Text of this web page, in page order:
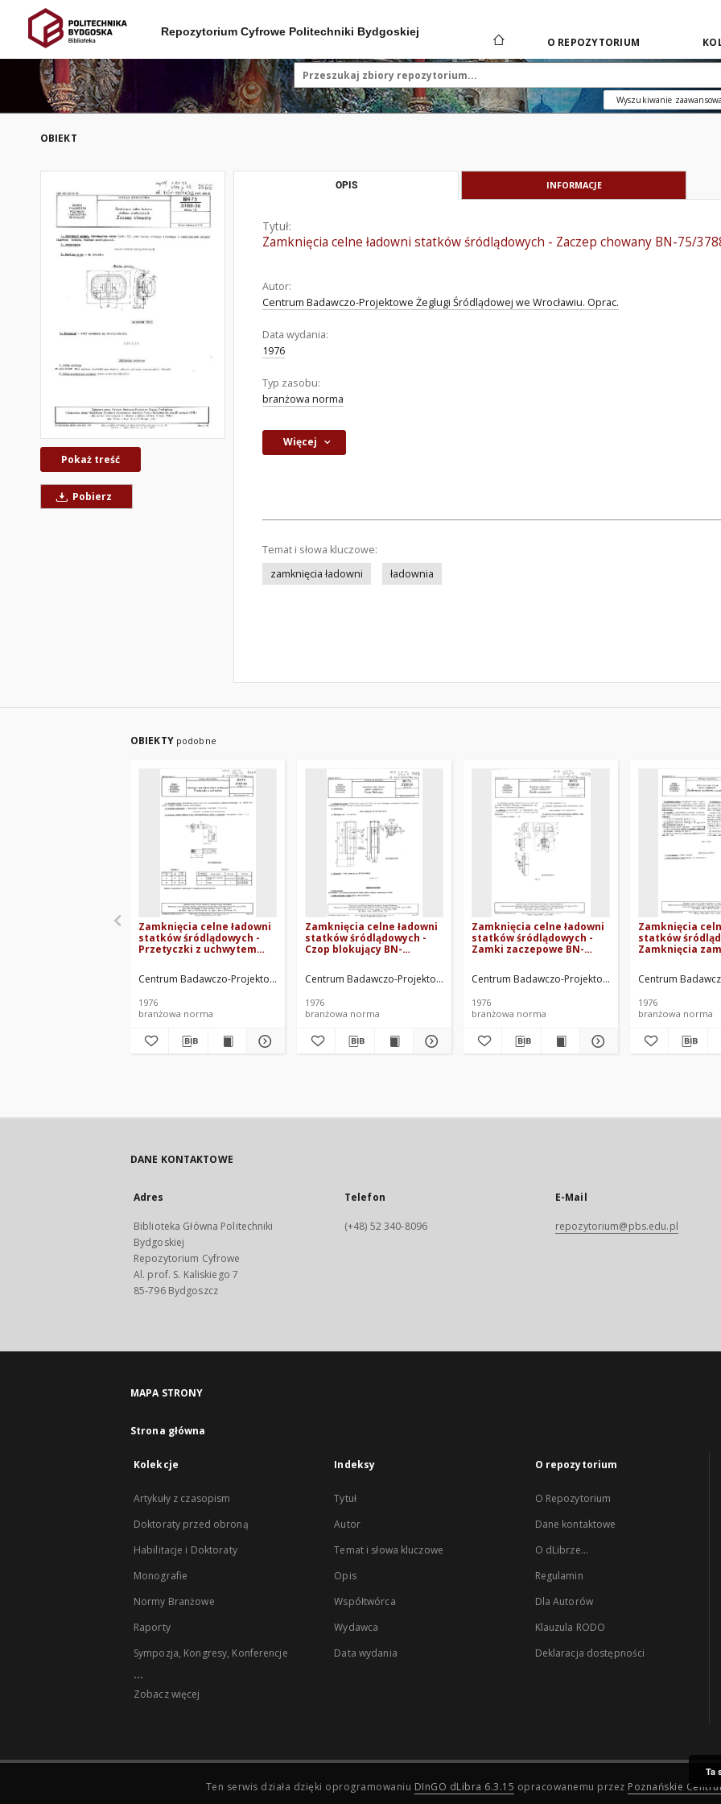
Repozytorium Cyfrowe Politechniki Bydgoskiej
O REPOZYTORIUM
Wyszukiwanie
OBIEKT
Pokaż treść
Pobierz
OPIS INFORMACJE
Tytuł:
Zamknięcia celne ładowni statków śródlądowych - Zaczep chowany BN-75/
Autor:
Centrum Badawczo-Projektowe Żeglugi Śródlądowej we Wrocławiu. Oprac.
Data wydania:
1976
Typ zasobu:
branżowa norma
Więcej
Temat i słowa kluczowe:
zamknięcia ładowni
ładownia
OBIEKTY podobne
Zamknięcia celne ładowni
statków śródlądowych -
Przetyczki z uchwytem
Centrum Badawczo-Projektowe Żeglugi Śródlądowej we Wrocławiu. Oprac.
1976
branżowa norma
Zamknięcia celne ładowni
statków śródlądowych -
Czop blokujący BN-
Centrum Badawczo-Projektowe Żeglugi Śródlądowej we Wrocławiu. Oprac.
1976
branżowa norma
Zamknięcia celne ładowni
statków śródlądowych -
Zamki zaczepowe BN-
Centrum Badawczo-Projektowe Żeglugi Śródlądowej
1976
branżowa norma
Zamknięcia
statków
Zamknięcia
Centrum
1976
branżowa norma
DANE KONTAKTOWE
Adres
Biblioteka Główna Politechniki
Bydgoskiej
Repozytorium Cyfrowe
Al. prof. S. Kaliskiego 7
85-796 Bydgoszcz
Telefon
(+48) 52 340-8096
E-Mail
repozytorium@pbs.edu.pl
MAPA STRONY
Strona główna
Kolekcje
Artykuły z czasopism
Doktoraty przed obroną
Habilitacje i Doktoraty
Monografie
Normy Branżowe
Raporty
Sympozja, Kongresy, Konferencje
...
Zobacz więcej
Indeksy
Tytuł
Autor
Temat i słowa kluczowe
Opis
Współtwórca
Wydawca
Data wydania
O repozytorium
O Repozytorium
Dane kontaktowe
O dLibrze...
Regulamin
Dla Autorów
Klauzula RODO
Deklaracja dostępności
Ten serwis działa dzięki oprogramowaniu DInGO dLibra 6.3.15 opracowanemu przez Poznańskie
Ta